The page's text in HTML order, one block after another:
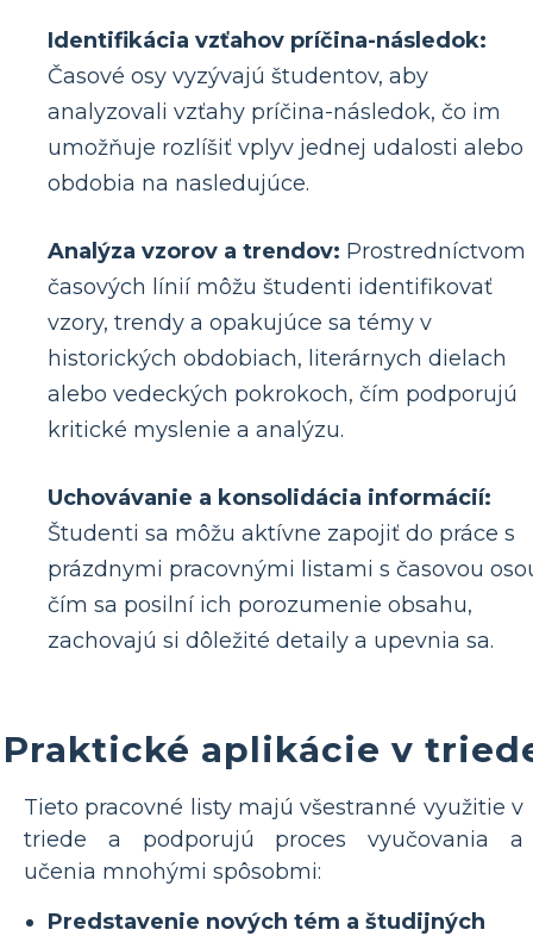
Identifikácia vzťahov príčina-následok:
Časové osy vyzývajú študentov, aby
analyzovali vzťahy príčina-následok, čo im
umožňuje rozlíšiť vplyv jednej udalosti alebo
obdobia na nasledujúce.
Analýza vzorov a trendov: Prostredníctvom
časových línií môžu študenti identifikovať
vzory, trendy a opakujúce sa témy v
historických obdobiach, literárnych dielach
alebo vedeckých pokrokoch, čím podporujú
kritické myslenie a analýzu.
Uchovávanie a konsolidácia informácií:
Študenti sa môžu aktívne zapojiť do práce s
prázdnymi pracovnými listami s časovou
čím sa posilní ich porozumenie obsahu,
zachovajú si dôležité detaily a upevnia sa.
Praktické aplikácie v
Tieto pracovné listy majú všestranné využitie v
triede a podporujú proces vyučovania a
učenia mnohými spôsobmi:
Predstavenie nových tém a študijných